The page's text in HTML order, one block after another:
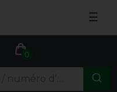
☰
0